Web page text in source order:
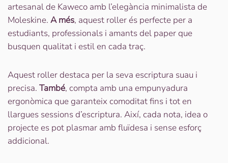
artesanal de Kaweco amb l’elegància minimalista de
Moleskine. A més, aquest roller és perfecte per a
estudiants, professionals i amants del paper que
busquen qualitat i estil en cada traç.
Aquest roller destaca per la seva escriptura suau i
precisa. També, compta amb una empunyadura
ergonòmica que garanteix comoditat fins i tot en
llargues sessions d’escriptura. Així, cada nota, idea o
projecte es pot plasmar amb fluïdesa i sense esforç
addicional.